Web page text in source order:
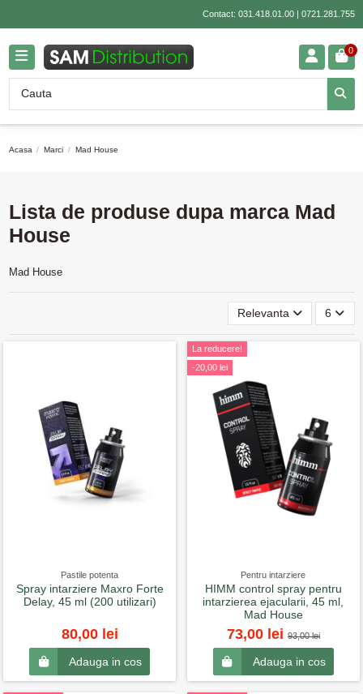
Contact: 031.418.01.00| 0721.281.755
0
Acasa Marci Mad House
Lista de produse dupa marca Mad
House
Mad House
Relevanta 6
Pastile potenta
Spray intarziere Maxro Forte
Delay, 45 ml (200 utilizari)
80,00 lei
Adauga in cos
La reducere!
-20,00 lei
Pentru intarziere
HIMM control spray pentru
intarzierea ejacularii, 45 ml,
Mad House
73,00 lei93,00 lei
Adauga in cos